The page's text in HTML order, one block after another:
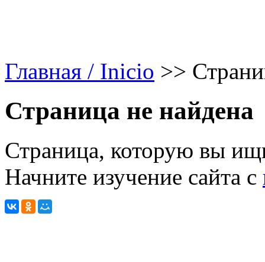
Главная / Inicio >>
Страница не найдена
Страница, которую вы
Начните изучение сайта с